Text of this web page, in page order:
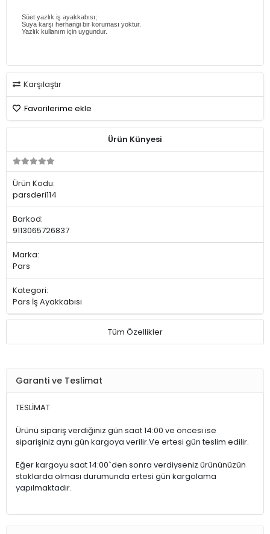
Süet yazlık iş ayakkabısı;
Suya karşı herhangi bir koruması yoktur.
Yazlık kullanım için uygundur.
Karşılaştır
Favorilerime ekle
Ürün Künyesi
Ürün Kodu:
parsderi114
Barkod:
9113065726837
Marka:
Pars
Kategori:
Pars İş Ayakkabısı
Tüm Özellikler
Garanti ve Teslimat
TESLİMAT
Ürünü sipariş verdiğiniz gün saat 14:00 ve öncesi ise
siparişiniz aynı gün kargoya verilir.Ve ertesi gün teslim edilir.
Eğer kargoyu saat 14:00`den sonra verdiyseniz ürününüzün
stoklarda olması durumunda ertesi gün kargolama
yapılmaktadır.